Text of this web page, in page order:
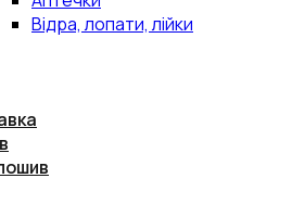
Відра, лопати, лійки